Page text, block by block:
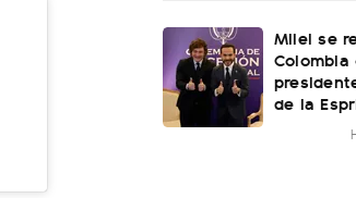
Milei se
Colombia
de la